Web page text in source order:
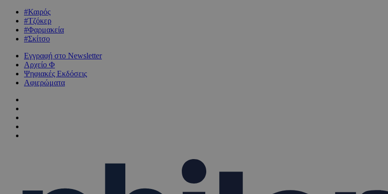
#Καιρός
#Τζόκερ
#Φαρμακεία
#Σκίτσο
Εγγραφή στο Newsletter
Αρχείο Φ
Ψηφιακές Εκδόσεις
Αφιερώματα